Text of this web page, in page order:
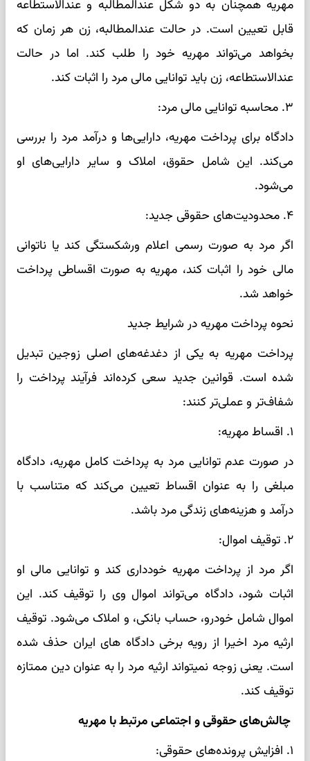
مهریه همچنان به دو شکل عندالمطالبه و عندالاستطاعه
قابل تعیین است. در حالت عندالمطالبه، زن هر زمان که
بخواهد می‌تواند مهریه خود را طلب کند. اما در حالت
عندالاستطاعه، زن باید توانایی مالی مرد را اثبات کند.
۳. محاسبه توانایی مالی مرد:
دادگاه برای پرداخت مهریه، دارایی‌ها و درآمد مرد را بررسی
می‌کند. این شامل حقوق، املاک و سایر دارایی‌های او
می‌شود.
۴. محدودیت‌های حقوقی جدید:
اگر مرد به صورت رسمی اعلام ورشکستگی کند یا ناتوانی
مالی خود را اثبات کند، مهریه به صورت اقساطی پرداخت
خواهد شد.
نحوه پرداخت مهریه در شرایط جدید
پرداخت مهریه به یکی از دغدغه‌های اصلی زوجین تبدیل
شده است. قوانین جدید سعی کرده‌اند فرآیند پرداخت را
شفاف‌تر و عملی‌تر کنند:
۱. اقساط مهریه:
در صورت عدم توانایی مرد به پرداخت کامل مهریه، دادگاه
مبلغی را به عنوان اقساط تعیین می‌کند که متناسب با
درآمد و هزینه‌های زندگی مرد باشد.
۲. توقیف اموال:
اگر مرد از پرداخت مهریه خودداری کند و توانایی مالی او
اثبات شود، دادگاه می‌تواند اموال وی را توقیف کند. این
اموال شامل خودرو، حساب بانکی، و املاک می‌شود. توقیف
ارثیه مرد اخیرا از رویه برخی دادگاه های ایران حذف شده
است. یعنی زوجه نمیتواند ارثیه مرد را به عنوان دین ممتازه
توقیف کند.
چالش‌های حقوقی و اجتماعی مرتبط با مهریه
۱. افزایش پرونده‌های حقوقی: